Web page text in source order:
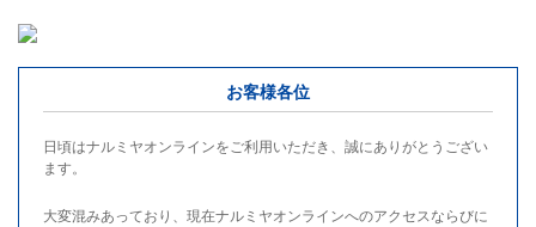
お客様各位
日頃はナルミヤオンラインをご利用いただき、誠にありがとうござい
ます。
大変混みあっており、現在ナルミヤオンラインへのアクセスならびに